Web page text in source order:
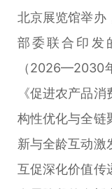
北京展览馆举办
部委联合印发
（2026—2030
《促进农产品
构性优化与全链
新与全龄互动激
互促深化价值传